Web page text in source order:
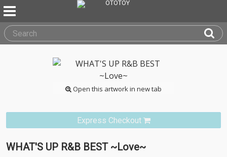
Open this artwork in new tab
Express Checkout
WHAT'S UP R&B BEST ~Love~